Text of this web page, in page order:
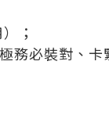
；
務必裝對、